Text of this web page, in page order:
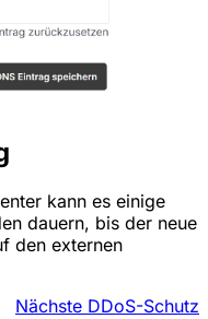
kann es einige
dauern, bis der neue
den externen
Nächste DDoS-Schutz